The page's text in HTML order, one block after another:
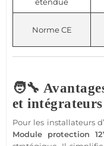
étendue
Norme CE
🧑‍🔧
et intégrateurs
Pour les installateurs
Module
protection